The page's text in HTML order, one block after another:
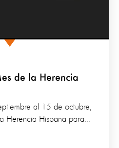
de la Herencia
al 15 de octubre,
Herencia Hispana para...